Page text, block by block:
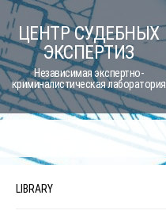
Skip
to
content
ЦЕНТР СУДЕБНЫХ
ЭКСПЕРТИЗ
Независимая экспертно-
криминалистическая лаборатория
LIBRARY